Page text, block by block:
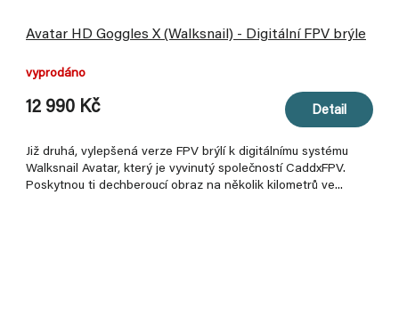
Avatar HD Goggles X (Walksnail) - Digitální FPV brýle
vyprodáno
12 990 Kč Detail
Již druhá, vylepšená verze FPV brýlí k digitálnímu systému
Walksnail Avatar, který je vyvinutý společností CaddxFPV.
Poskytnou ti dechberoucí obraz na několik kilometrů ve...